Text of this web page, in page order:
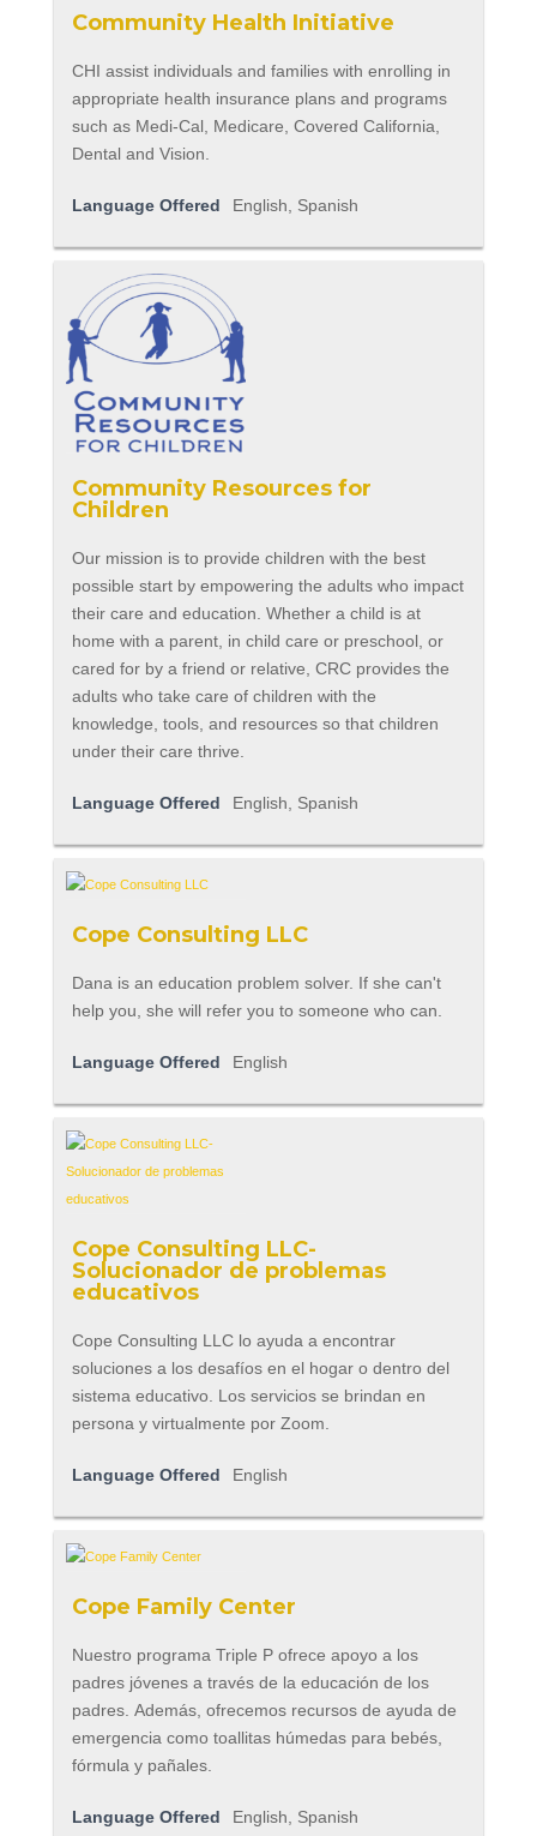
Community Health Initiative
CHI assist individuals and families with enrolling in
appropriate health insurance plans and programs
such as Medi-Cal, Medicare, Covered California,
Dental and Vision.
Language Offered English, Spanish
Community Resources for
Children
Our mission is to provide children with the best
possible start by empowering the adults who impact
their care and education. Whether a child is at
home with a parent, in child care or preschool, or
cared for by a friend or relative, CRC provides the
adults who take care of children with the
knowledge, tools, and resources so that children
under their care thrive.
Language Offered English, Spanish
Cope Consulting LLC
Dana is an education problem solver. If she can't
help you, she will refer you to someone who can.
Language Offered English
Cope Consulting LLC-
Solucionador de problemas
educativos
Cope Consulting LLC lo ayuda a encontrar
soluciones a los desafíos en el hogar o dentro del
sistema educativo. Los servicios se brindan en
persona y virtualmente por Zoom.
Language Offered English
Cope Family Center
Nuestro programa Triple P ofrece apoyo a los
padres jóvenes a través de la educación de los
padres. Además, ofrecemos recursos de ayuda de
emergencia como toallitas húmedas para bebés,
fórmula y pañales.
Language Offered English, Spanish